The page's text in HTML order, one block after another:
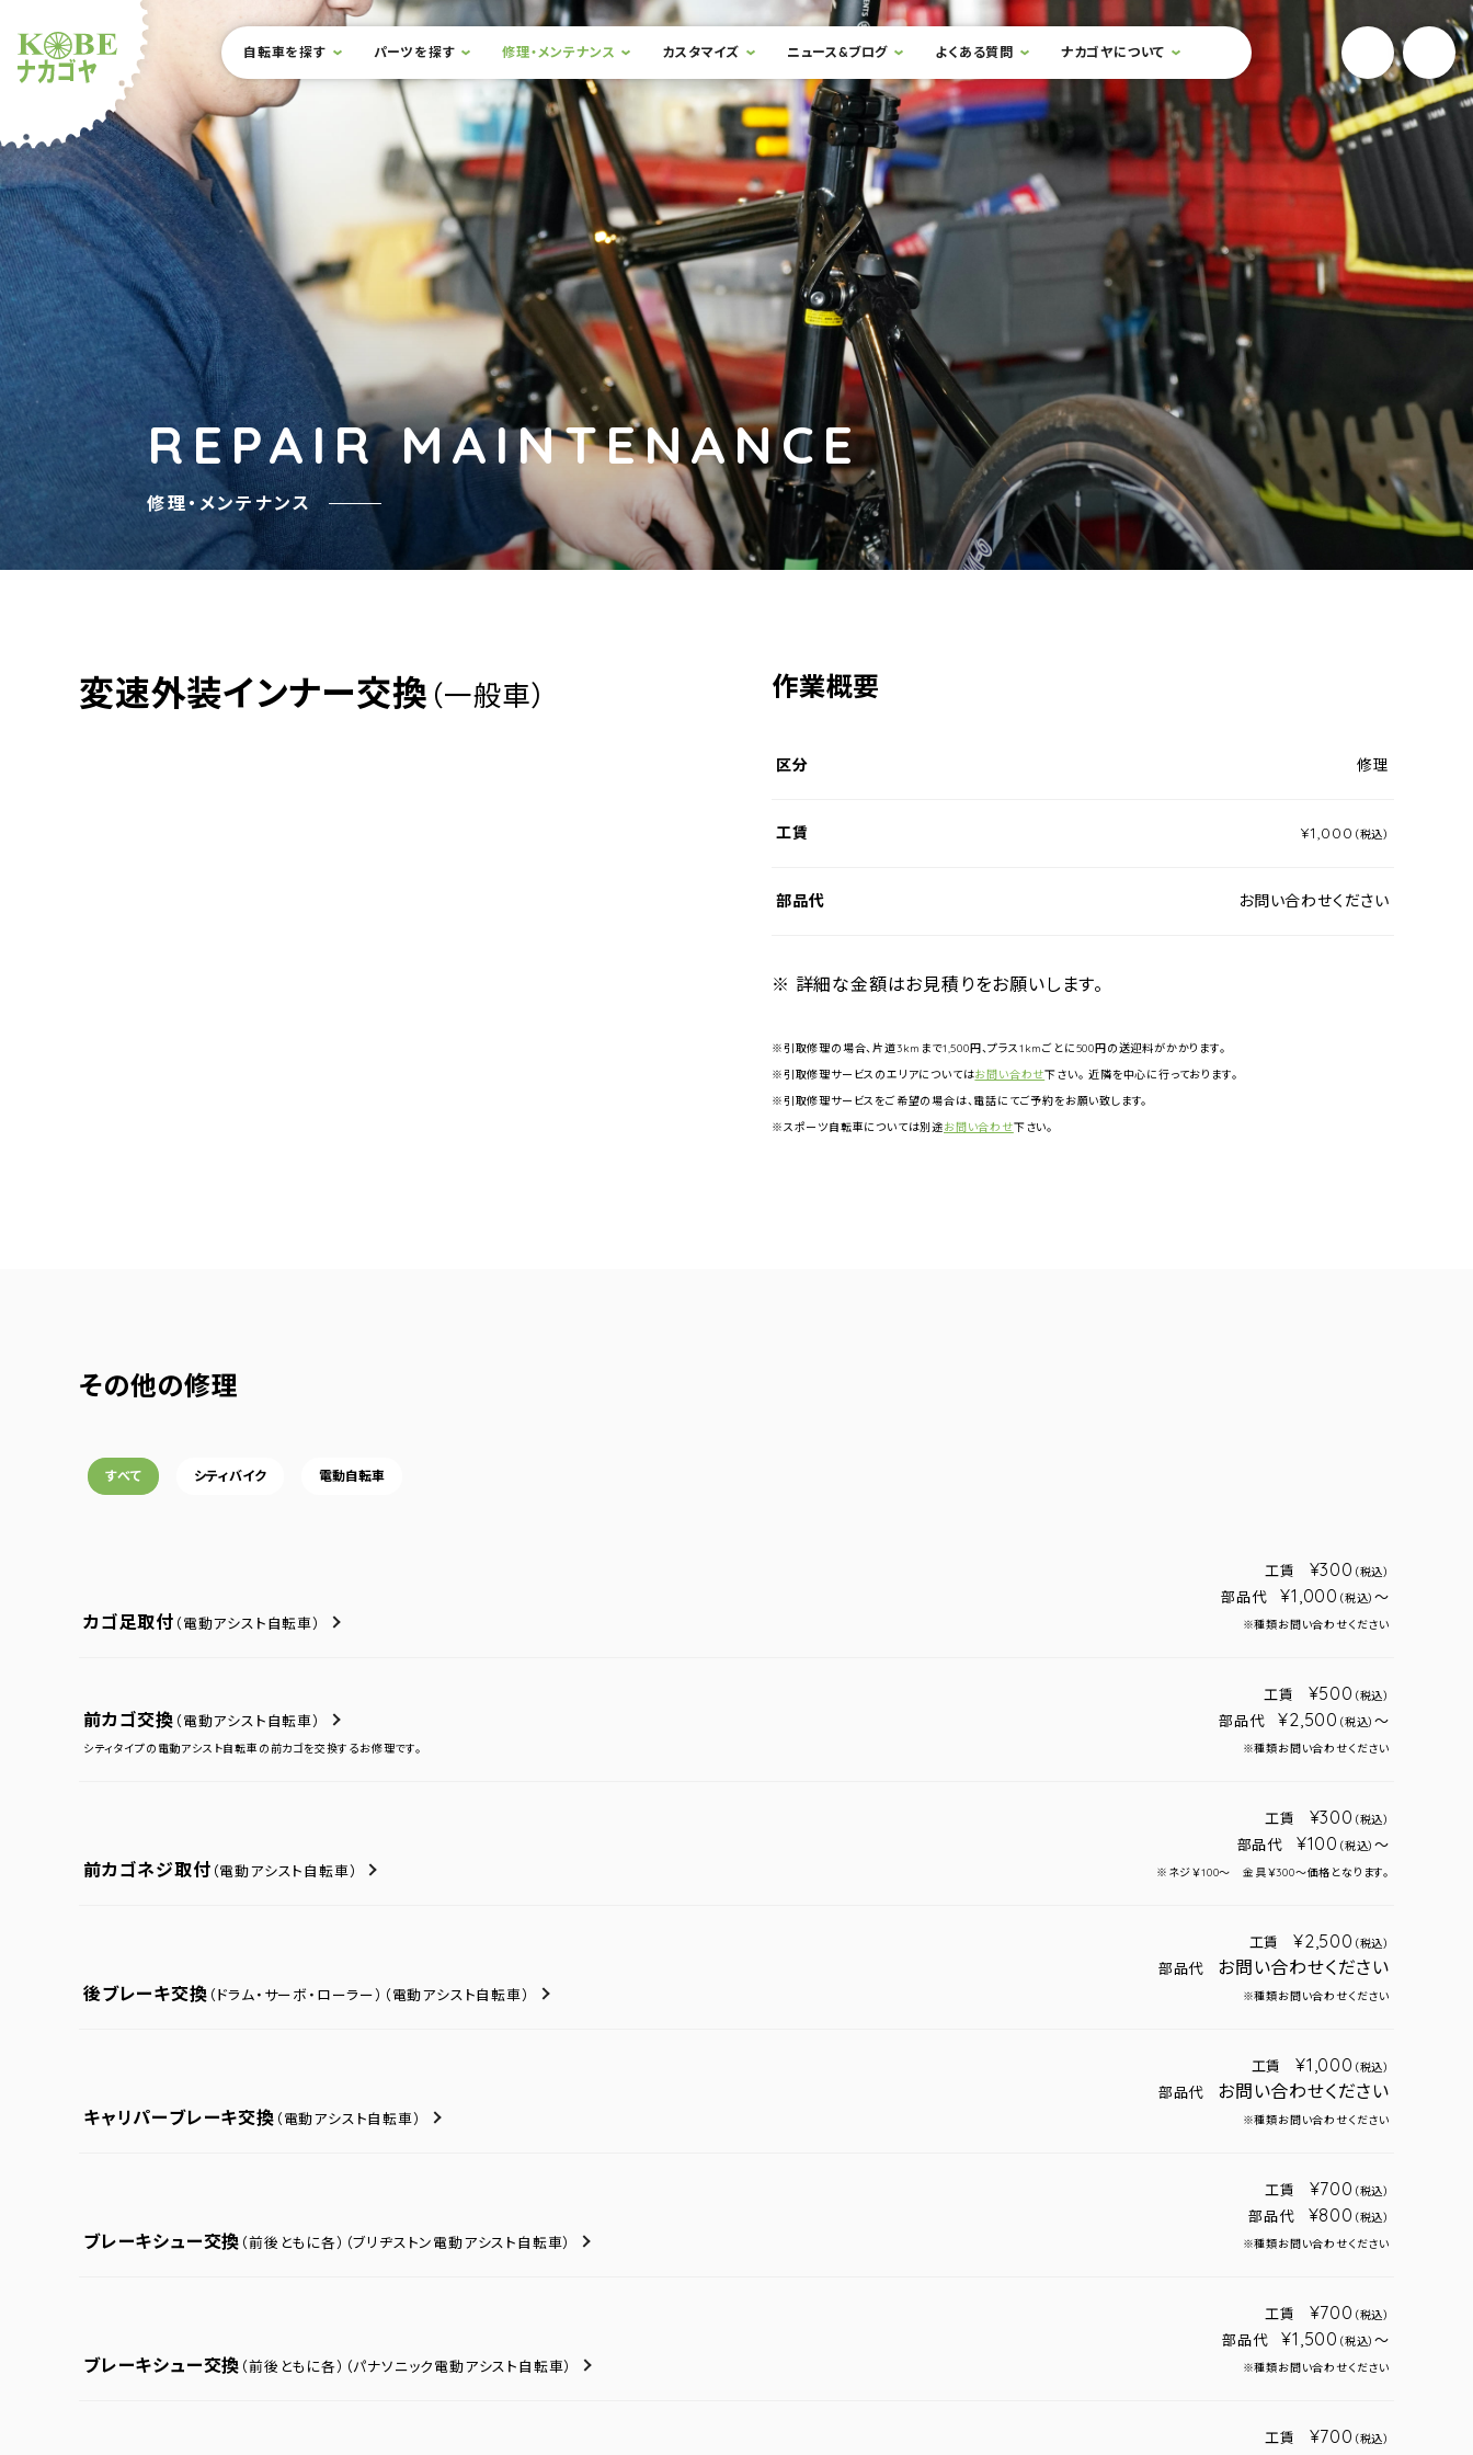
ショップナカゴヤ
サイト内メニュー
本文までスキップ
自転車を探す パーツを探す 修理・メンテナンス カスタマイズ ニュース&ブログ よくある質問 ナカゴヤについて 検索フォームを開閉する YouTube
REPAIR MAINTENANCE
修理・メンテナンス
変速外装インナー交換 （一般車） 作業概要
区分 修理
工賃 ¥1,000 （税込）
部品代 お問い合わせください
※ 詳細な金額はお見積りをお願いします。
※引取修理の場合、片道3kmまで1,500円、プラス1kmごとに500円の送迎料がかかります。
※引取修理サービスのエリアについてはお問い合わせ下さい。 近隣を中心に行っております。
※引取修理サービスをご希望の場合は、電話にてご予約をお願い致します。
※スポーツ自転車については別途お問い合わせ下さい。
その他の修理
すべて シティバイク 電動自転車
カゴ足取付 （電動アシスト自転車）
工賃 ¥300 （税込）
部品代 ¥1,000 （税込）～
※種類お問い合わせください
前カゴ交換 （電動アシスト自転車）
シティタイプの電動アシスト自転車の前カゴを交換するお修理です。
工賃 ¥500 （税込）
部品代 ¥2,500 （税込）～
※種類お問い合わせください
前カゴネジ取付 （電動アシスト自転車）
工賃 ¥300 （税込）
部品代 ¥100 （税込）～
※ネジ￥100～ 金具￥300～価格となります。
後ブレーキ交換 （ドラム・サーボ・ローラー） （電動アシスト自転車）
工賃 ¥2,500 （税込）
部品代 お問い合わせください
※種類お問い合わせください
キャリパーブレーキ交換 （電動アシスト自転車）
工賃 ¥1,000 （税込）
部品代 お問い合わせください
※種類お問い合わせください
ブレーキシュー交換 （前後ともに各） （ブリヂストン電動アシスト自転車）
工賃 ¥700 （税込）
部品代 ¥800 （税込）
※種類お問い合わせください
ブレーキシュー交換 （前後ともに各） （パナソニック電動アシスト自転車）
工賃 ¥700 （税込）
部品代 ¥1,500 （税込）～
※種類お問い合わせください
工賃 ¥700 （税込）